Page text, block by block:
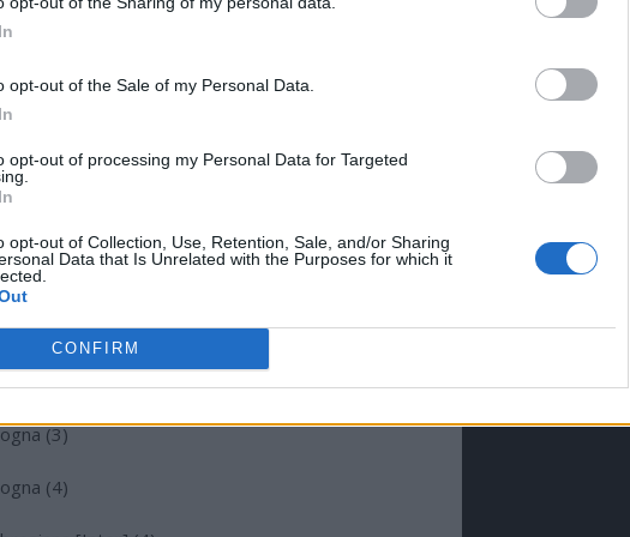
opt-out of the Sale of my Personal Data.
opt-out of processing my Personal Data for Targeted
opt-out of Collection, Use, Retention, Sale, and/or Sharing
Data that Is Unrelated with the Purposes for which it
CONFIRM
(1)
[Inter] (3)
(3)
(5)
(6)
(7)
(3)
(4)